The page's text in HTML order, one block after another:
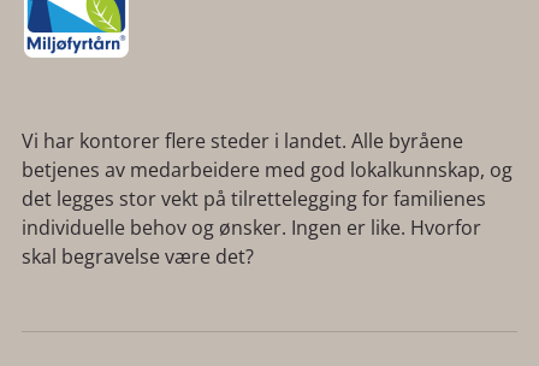
Vi har kontorer flere steder i landet. Alle byråene
betjenes av medarbeidere med god lokalkunnskap, og
det legges stor vekt på tilrettelegging for familienes
individuelle behov og ønsker. Ingen er like. Hvorfor
skal begravelse være det?